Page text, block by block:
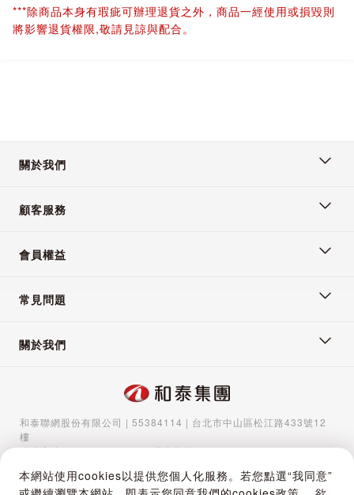
本網站使用cookies以提供您個人化服務。若您點選“我同意”
***除商品本身有瑕疵可辦理退貨之外，商品一經使用或損毀則
將影響退貨權限,敬請見諒與配合。
關於我們
顧客服務
會員權益
常見問題
關於我們
和泰聯網股份有限公司 | 55384114 | 台北市中山區松江路433號12
樓
服務專線：02-5570-1788| 聯絡信箱：gocs@hotaigo.com.tw| 服
Copyright © 2024 Hotai Connected Co.,Ltd | Powered by Hotai